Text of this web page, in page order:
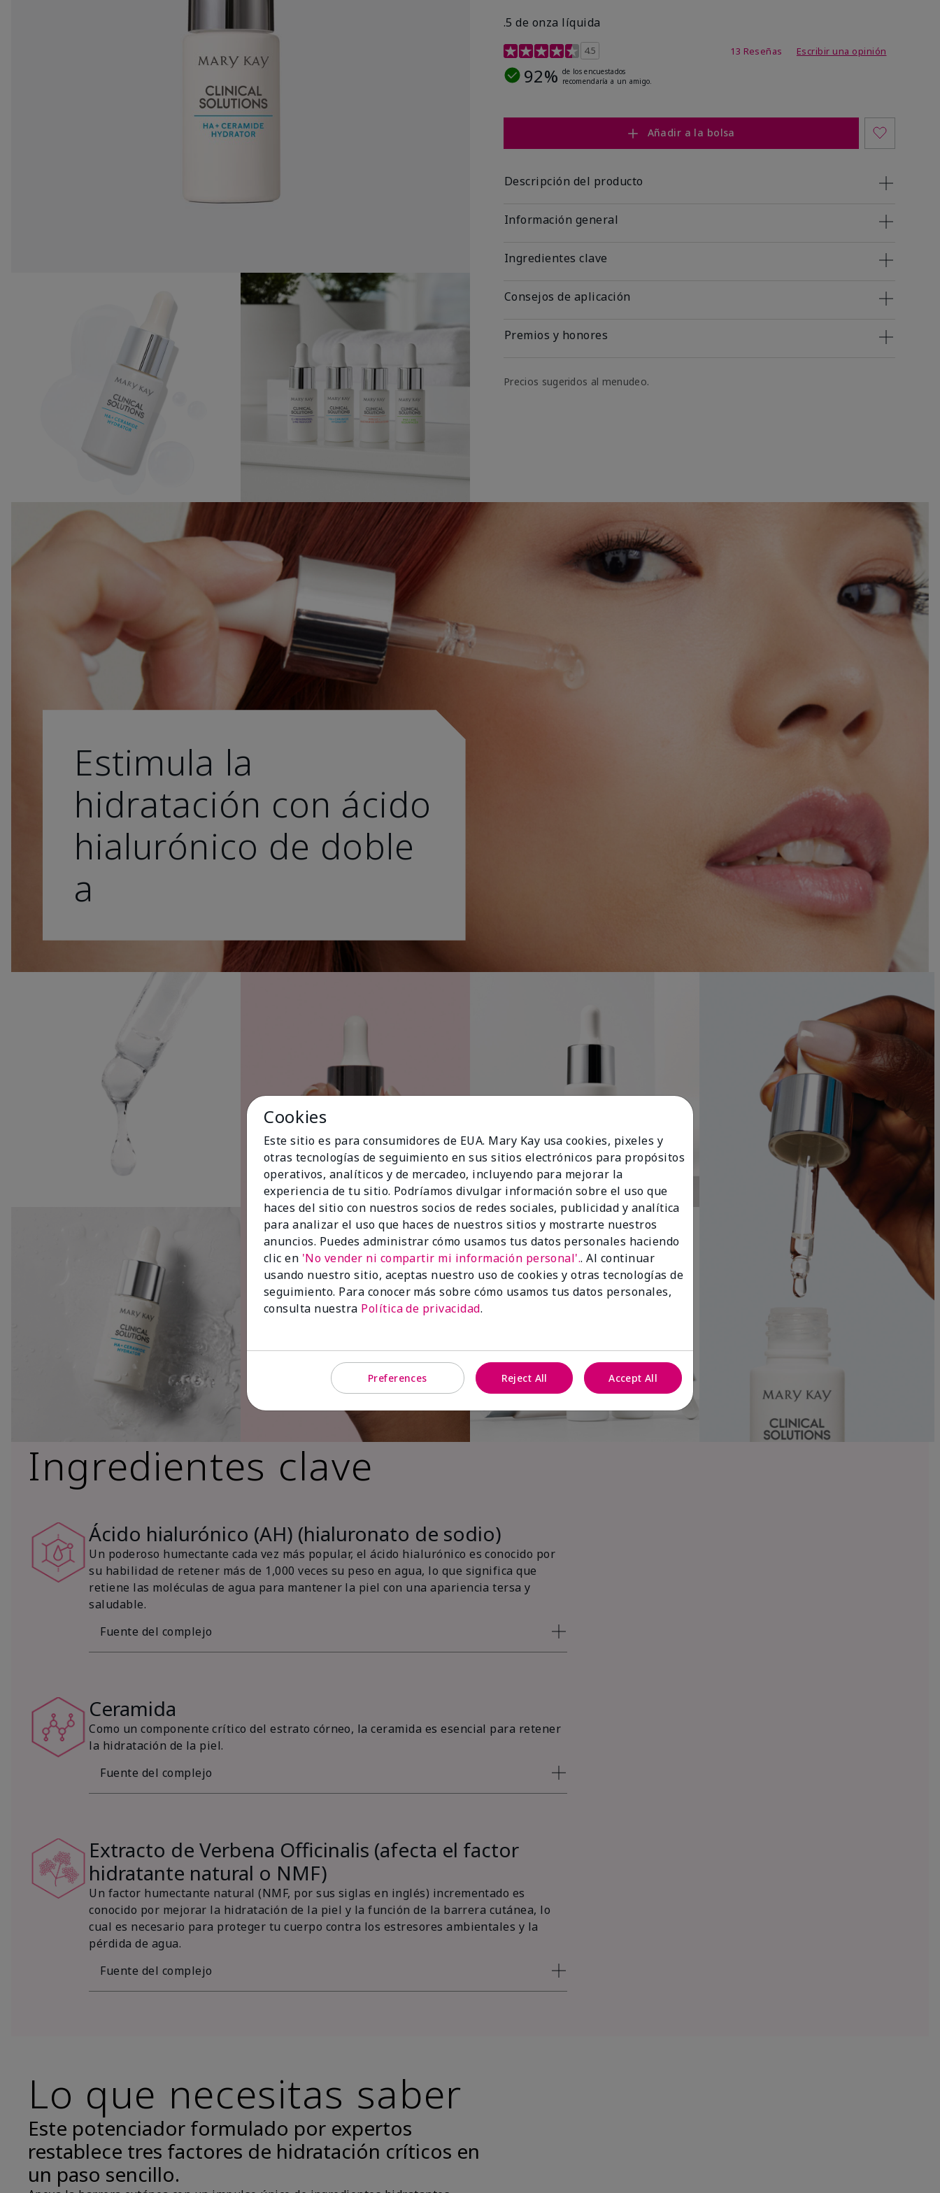
.5 de onza líquida
Calificación de clientes de 3,2 de 5
4.5 13 Reseñas Escribir una opinión
92% de los encuestados
recomendaría a un amigo.
Añadir a la bolsa
Descripción del producto
Información general
Ingredientes clave
Consejos de aplicación
Premios y honores
Precios sugeridos al menudeo.
Estimula la
hidratación con ácido
hialurónico de doble
a
Ingredientes clave
Ácido hialurónico (AH) (hialuronato de sodio)
Un poderoso humectante cada vez más popular, el ácido hialurónico es conocido por
su habilidad de retener más de 1,000 veces su peso en agua, lo que significa que
retiene las moléculas de agua para mantener la piel con una apariencia tersa y
saludable.
Fuente del complejo
Ceramida
Como un componente crítico del estrato córneo, la ceramida es esencial para retener
la hidratación de la piel.
Fuente del complejo
Extracto de Verbena Officinalis (afecta el factor
hidratante natural o NMF)
Un factor humectante natural (NMF, por sus siglas en inglés) incrementado es
conocido por mejorar la hidratación de la piel y la función de la barrera cutánea, lo
cual es necesario para proteger tu cuerpo contra los estresores ambientales y la
pérdida de agua.
Fuente del complejo
Lo que necesitas saber
Este potenciador formulado por expertos
restablece tres factores de hidratación críticos en
un paso sencillo.
Cookies
Este sitio es para consumidores de EUA. Mary Kay usa cookies, pixeles y
otras tecnologías de seguimiento en sus sitios electrónicos para propósitos
operativos, analíticos y de mercadeo, incluyendo para mejorar la
experiencia de tu sitio. Podríamos divulgar información sobre el uso que
haces del sitio con nuestros socios de redes sociales, publicidad y analítica
para analizar el uso que haces de nuestros sitios y mostrarte nuestros
anuncios. Puedes administrar cómo usamos tus datos personales haciendo
clic en 'No vender ni compartir mi información personal'.. Al continuar
usando nuestro sitio, aceptas nuestro uso de cookies y otras tecnologías de
seguimiento. Para conocer más sobre cómo usamos tus datos personales,
consulta nuestra Política de privacidad.
Preferences Reject All Accept All